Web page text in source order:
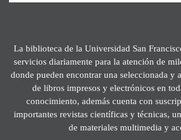
La biblioteca de la Universidad San
servicios diariamente para la atención de
donde pueden encontrar una seleccionada y
de libros impresos y electrónicos en
conocimiento, además cuenta con
importantes revistas científicas y técnicas,
de materiales multimedia y